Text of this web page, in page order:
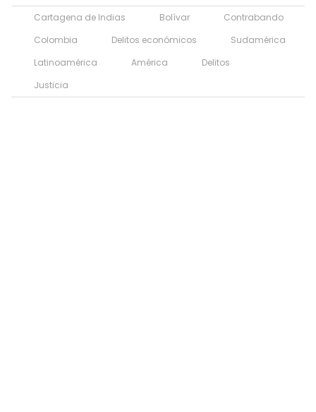
Cartagena de Indias Bolívar
Contrabando
Colombia
Delitos económicos
Sudamérica
Latinoamérica
América
Delitos
Justicia